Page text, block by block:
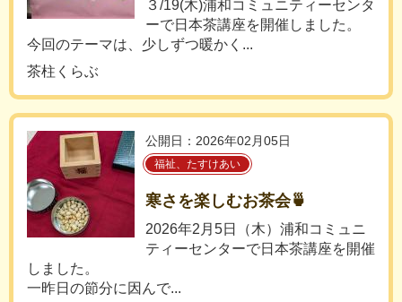
３/19(木)浦和コミュニティーセンタ
ーで日本茶講座を開催しました。
今回のテーマは、少しずつ暖かく...
茶柱くらぶ
公開日：2026年02月05日
福祉、たすけあい
寒さを楽しむお茶会🍵
2026年2月5日（木）浦和コミュニ
ティーセンターで日本茶講座を開催
しました。
一昨日の節分に因んで...